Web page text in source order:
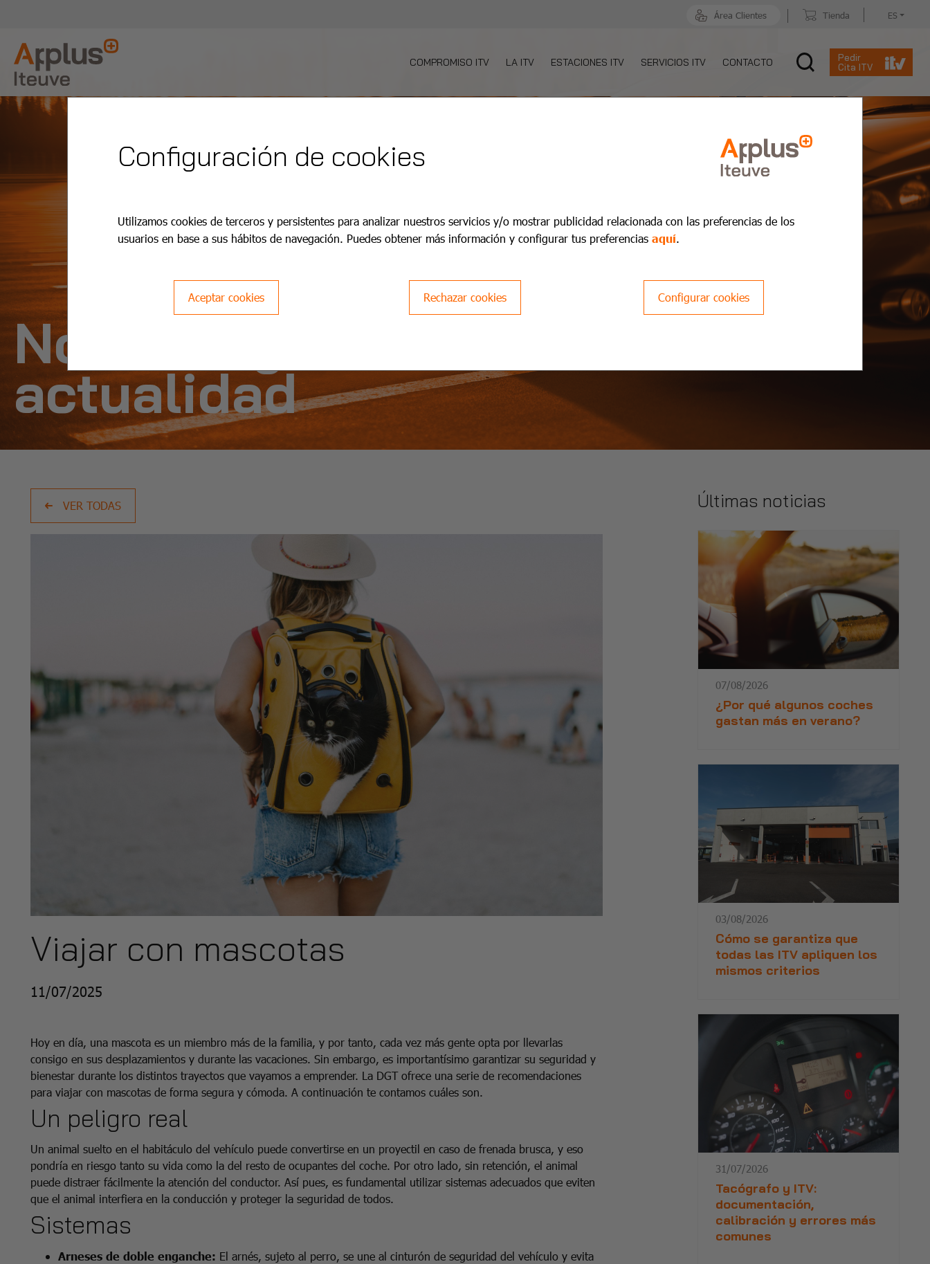
Área Clientes Tienda ES
COMPROMISO ITV LA ITV ESTACIONES ITV SERVICIOS ITV CONTACTO
Pedir
Cita ITV
Noticias y
actualidad
VER TODAS
Viajar con mascotas
11/07/2025
Hoy en día, una mascota es un miembro más de la familia, y por tanto, cada vez más gente opta por llevarlas
consigo en sus desplazamientos y durante las vacaciones. Sin embargo, es importantísimo garantizar su seguridad y
bienestar durante los distintos trayectos que vayamos a emprender. La DGT ofrece una serie de recomendaciones
para viajar con mascotas de forma segura y cómoda. A continuación te contamos cuáles son.
Un peligro real
Un animal suelto en el habitáculo del vehículo puede convertirse en un proyectil en caso de frenada brusca, y eso
pondría en riesgo tanto su vida como la del resto de ocupantes del coche. Por otro lado, sin retención, el animal
puede distraer fácilmente la atención del conductor. Así pues, es fundamental utilizar sistemas adecuados que eviten
que el animal interfiera en la conducción y proteger la seguridad de todos.
Sistemas
Arneses de doble enganche: El arnés, sujeto al perro, se une al cinturón de seguridad del vehículo y evita
Últimas noticias
07/08/2026
¿Por qué algunos coches
gastan más en verano?
03/08/2026
Cómo se garantiza que
todas las ITV apliquen los
mismos criterios
31/07/2026
Tacógrafo y ITV:
documentación,
calibración y errores más
comunes
Configuración de cookies
Utilizamos cookies de terceros y persistentes para analizar nuestros servicios y/o mostrar publicidad relacionada con las preferencias de los
usuarios en base a sus hábitos de navegación. Puedes obtener más información y configurar tus preferencias aquí.
Aceptar cookies Rechazar cookies Configurar cookies